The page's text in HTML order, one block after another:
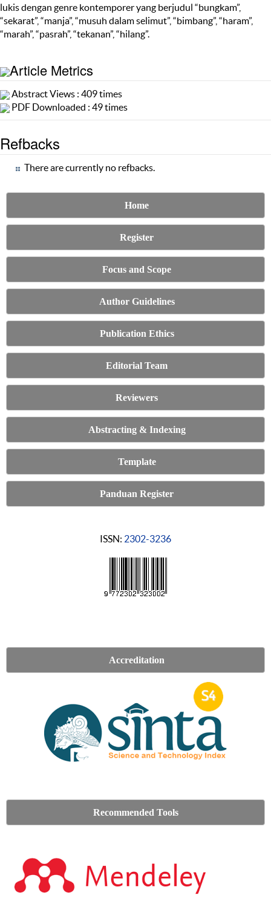
lukis dengan genre kontemporer yang berjudul “bungkam”,
“sekarat”, “manja”, “musuh dalam selimut”, “bimbang”, “haram”,
“marah”, “pasrah”, “tekanan”, “hilang”.
Article Metrics
Abstract Views : 409 times
PDF Downloaded : 49 times
Refbacks
There are currently no refbacks.
Home
Register
Focus and Scope
Author Guidelines
Publication Ethics
Editorial Team
Reviewers
Abstracting & Indexing
Template
Panduan Register
ISSN: 2302-3236
Accreditation
Recommended Tools